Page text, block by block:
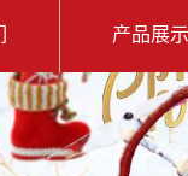
产品展示